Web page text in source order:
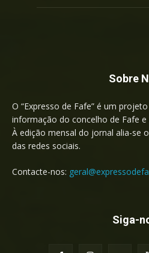
Sobre
O “Expresso de Fafe” é um
informação do concelho de Fafe
À edição mensal do jornal alia-se
das redes sociais.
Contacte-nos:
Siga-